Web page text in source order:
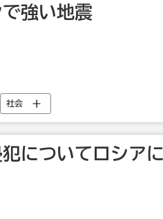
強い地震
社会
についてロシア